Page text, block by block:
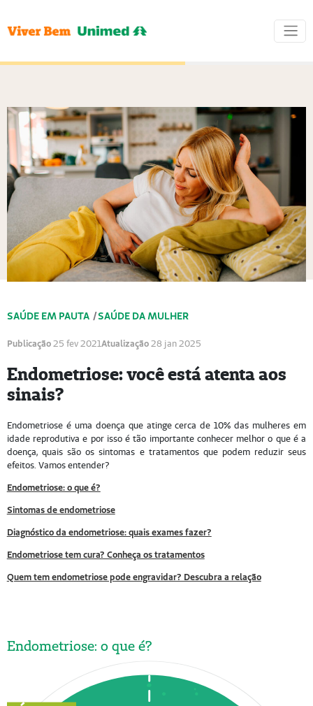
SAÚDE EM PAUTA /SAÚDE DA MULHER
Publicação25 fev 2021Atualização28 jan 2025
Endometriose: você está atenta aos
sinais?
Endometriose é uma doença que atinge cerca de 10% das mulheres em
idade reprodutiva e por isso é tão importante conhecer melhor o que é a
doença, quais são os sintomas e tratamentos que podem reduzir seus
efeitos. Vamos entender?
Endometriose: o que é?
Sintomas de endometriose
Diagnóstico da endometriose: quais exames fazer?
Endometriose tem cura? Conheça os tratamentos
Quem tem endometriose pode engravidar? Descubra a relação
Endometriose: o que é?